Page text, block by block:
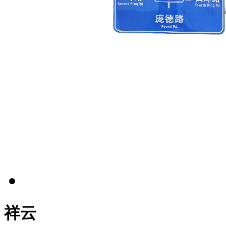
祥云